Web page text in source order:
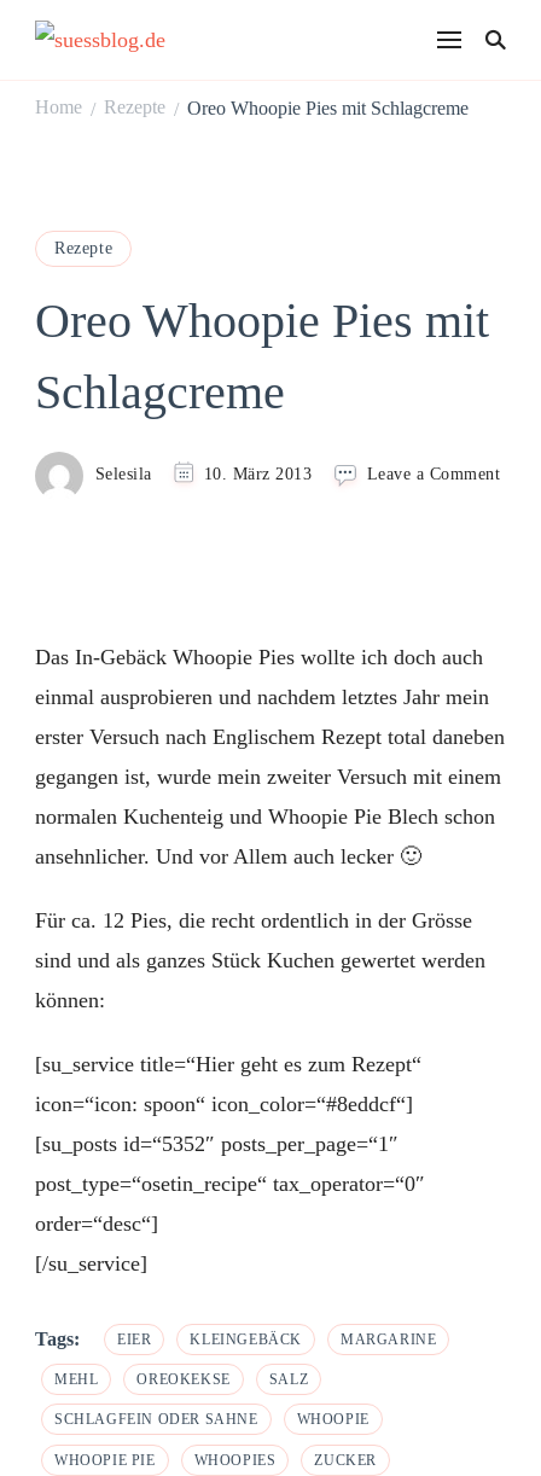
Home / Rezepte / Oreo Whoopie Pies mit Schlagcreme
Rezepte
Oreo Whoopie Pies mit
Schlagcreme
Selesila 10. März 2013 Leave a Commenton
Das In-Gebäck Whoopie Pies wollte ich doch auch
einmal ausprobieren und nachdem letztes Jahr mein
erster Versuch nach Englischem Rezept total daneben
gegangen ist, wurde mein zweiter Versuch mit einem
normalen Kuchenteig und Whoopie Pie Blech schon
ansehnlicher. Und vor Allem auch lecker 🙂
Für ca. 12 Pies, die recht ordentlich in der Grösse
sind und als ganzes Stück Kuchen gewertet werden
können:
[su_service title=“Hier geht es zum Rezept“
icon=“icon: spoon“ icon_color=“#8eddcf“]
[su_posts id=“5352″ posts_per_page=“1″
post_type=“osetin_recipe“ tax_operator=“0″
order=“desc“]
[/su_service]
Tags: EIER KLEINGEBÄCK MARGARINE
MEHL OREOKEKSE SALZ
SCHLAGFEIN ODER SAHNE WHOOPIE
WHOOPIE PIE WHOOPIES ZUCKER